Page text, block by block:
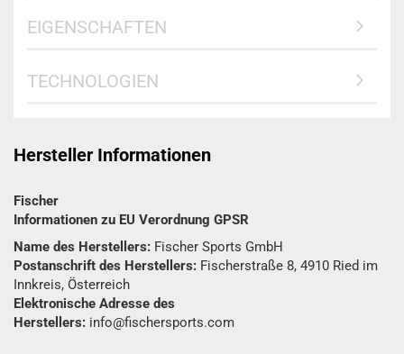
EIGENSCHAFTEN
TECHNOLOGIEN
Hersteller Informationen
Fischer
Informationen zu EU Verordnung GPSR
Name des Herstellers: Fischer Sports GmbH
Postanschrift des Herstellers: Fischerstraße 8, 4910 Ried im
Innkreis, Österreich
Elektronische Adresse des
Herstellers: info@fischersports.com